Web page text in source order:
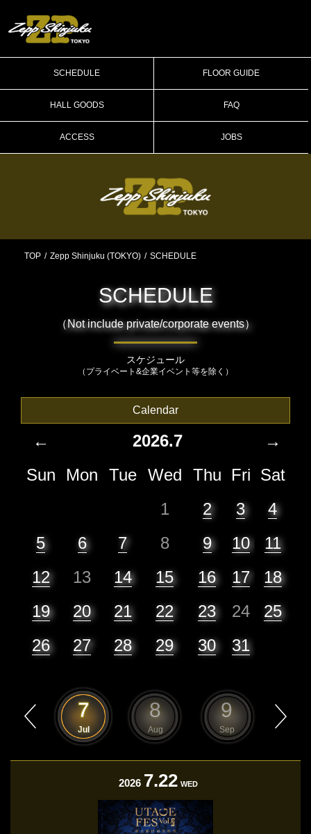
SCHEDULE FLOOR GUIDE
HALL GOODS FAQ
ACCESS JOBS
TOP Zepp Shinjuku (TOKYO) SCHEDULE
SCHEDULE
（Not include private/corporate events）
スケジュール
（プライベート&企業イベント等を除く）
Calendar
← 2026.7
→
Sun
Mon Tue Wed Thu Fri Sat
1
2 3
4
5
6 7 8 9 10
11
12
13 14 15 16 17
18
19
20 21 22 23 24
25
26
27 28 29 30 31
7
Jul
8
Aug
9
Sep
2026 7.22 WED